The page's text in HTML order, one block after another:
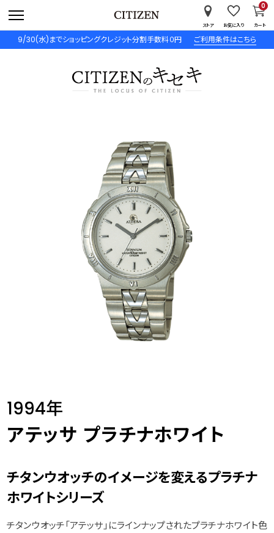
9/30(水)までショッピングクレジット分割手数料０円 ご利用条件はこちら
ストア お気に入り カート
0
1994年
アテッサ プラチナホワイト
チタンウオッチのイメージを変えるプラチナ
ホワイトシリーズ
チタンウオッチ「アテッサ」にラインナップされたプラチナホワイト色